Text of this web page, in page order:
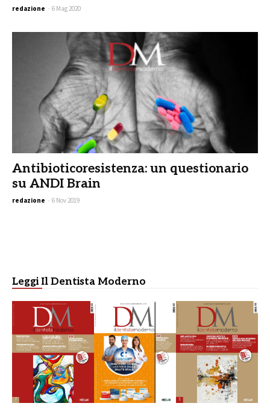
redazione - 6 Mag 2020
Antibioticoresistenza: un questionario
su ANDI Brain
redazione - 6 Nov 2019
Leggi Il Dentista Moderno